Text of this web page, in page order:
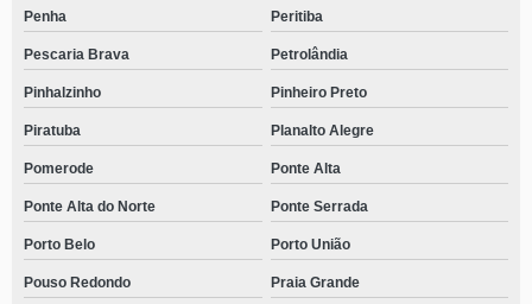
Penha Peritiba
Pescaria Brava Petrolândia
Pinhalzinho Pinheiro Preto
Piratuba Planalto Alegre
Pomerode Ponte Alta
Ponte Alta do Norte Ponte Serrada
Porto Belo Porto União
Pouso Redondo Praia Grande